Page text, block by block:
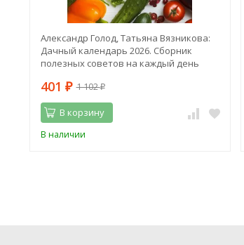
Александр Голод, Татьяна Вязникова:
Дачный календарь 2026. Сборник
полезных советов на каждый день
401 ₽ 1 102₽
В корзину
В наличии